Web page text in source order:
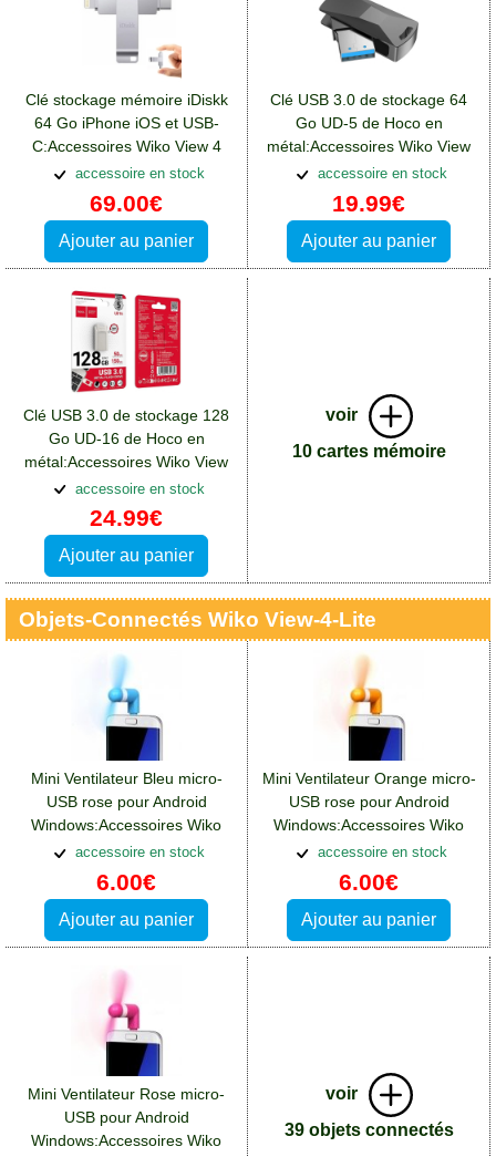
Clé stockage mémoire iDiskk
64 Go iPhone iOS et USB-
C:Accessoires Wiko View 4
Lite
accessoire en stock
69.00€
Ajouter au panier
Clé USB 3.0 de stockage 64
Go UD-5 de Hoco en
métal:Accessoires Wiko View
4 Lite
accessoire en stock
19.99€
Ajouter au panier
Clé USB 3.0 de stockage 128
Go UD-16 de Hoco en
métal:Accessoires Wiko View
4 Lite
accessoire en stock
24.99€
Ajouter au panier
voir
10 cartes mémoire
Objets-Connectés Wiko View-4-Lite
Mini Ventilateur Bleu micro-
USB rose pour Android
Windows:Accessoires Wiko
View 4 Lite
accessoire en stock
6.00€
Ajouter au panier
Mini Ventilateur Orange micro-
USB rose pour Android
Windows:Accessoires Wiko
View 4 Lite
accessoire en stock
6.00€
Ajouter au panier
Mini Ventilateur Rose micro-
USB pour Android
Windows:Accessoires Wiko
voir
39 objets connectés